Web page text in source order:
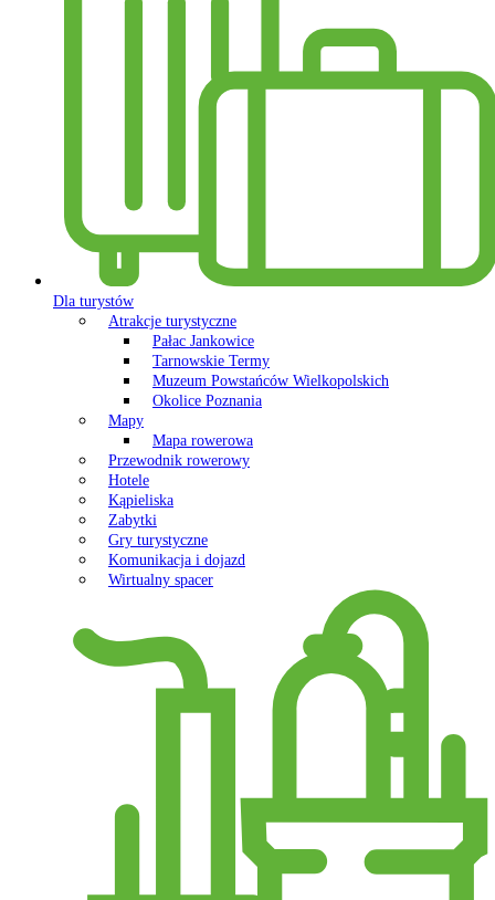
Dla turystów
Atrakcje turystyczne
Pałac Jankowice
Tarnowskie Termy
Muzeum Powstańców Wielkopolskich
Okolice Poznania
Mapy
Mapa rowerowa
Przewodnik rowerowy
Hotele
Kąpieliska
Zabytki
Gry turystyczne
Komunikacja i dojazd
Wirtualny spacer